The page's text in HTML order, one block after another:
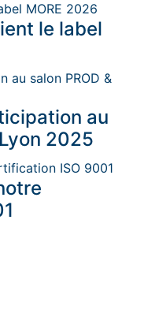
le label
au
2025